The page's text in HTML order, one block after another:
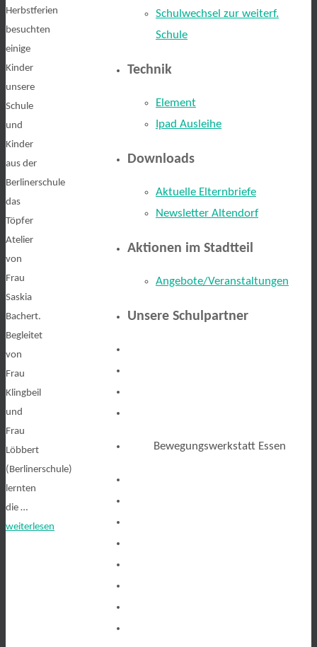
Herbstferien
besuchten
einige
Kinder
unsere
Schule
und
Kinder
aus der
Berlinerschule
das
Töpfer
Atelier
von
Frau
Saskia
Bachert.
Begleitet
von
Frau
Klingbeil
und
Frau
Löbbert
(Berlinerschule)
lernten
die …
weiterlesen
Schulwechsel zur weiterf.
Schule
Technik
Element
Ipad Ausleihe
Downloads
Aktuelle Elternbriefe
Newsletter Altendorf
Aktionen im Stadtteil
Angebote/Veranstaltungen
Unsere Schulpartner
Bewegungswerkstatt Essen